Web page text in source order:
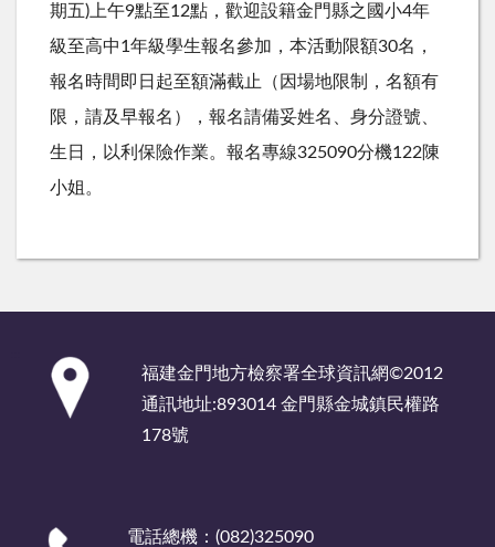
期五)上午9點至12點，歡迎設籍金門縣之國小4年
級至高中1年級學生報名參加，本活動限額30名，
報名時間即日起至額滿截止（因場地限制，名額有
限，請及早報名），報名請備妥姓名、身分證號、
生日，以利保險作業。報名專線325090分機122陳
小姐。
福建金門地方檢察署全球資訊網©2012
通訊地址:893014 金門縣金城鎮民權路
178號
電話總機：(082)325090